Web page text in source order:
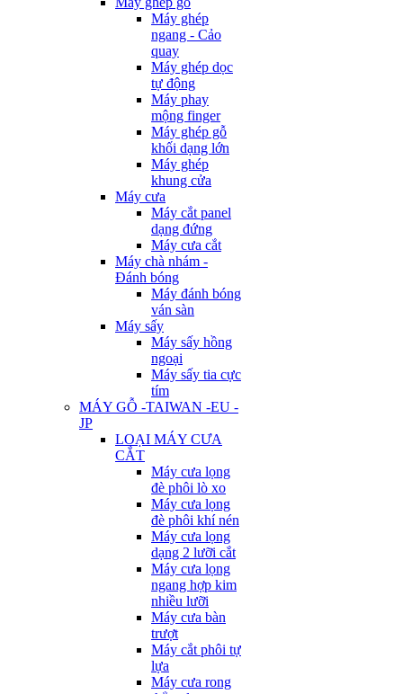
Máy ghép
ngang - Cảo
quay
Máy ghép dọc
tự động
Máy phay
mộng finger
Máy ghép gỗ
khối dạng lớn
Máy ghép
khung cửa
Máy cưa
Máy cắt panel
dạng đứng
Máy cưa cắt
Máy chà nhám -
Đánh bóng
Máy đánh bóng
ván sàn
Máy sấy
Máy sấy hồng
ngoại
Máy sấy tia cực
tím
MÁY GỖ -TAIWAN -EU -
JP
LOẠI MÁY CƯA
CẮT
Máy cưa lọng
đè phôi lò xo
Máy cưa lọng
đè phôi khí nén
Máy cưa lọng
dạng 2 lưỡi cắt
Máy cưa lọng
ngang hợp kim
nhiều lưỡi
Máy cưa bàn
trượt
Máy cắt phôi tự
lựa
Máy cưa rong